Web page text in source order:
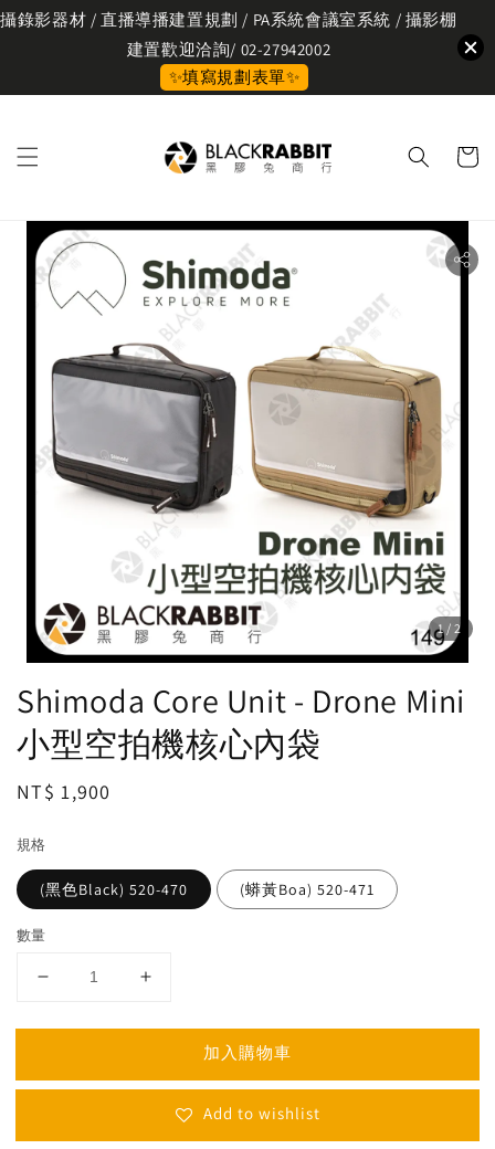
攝錄影器材 / 直播導播建置規劃 / PA系統會議室系統 / 攝影棚
建置歡迎洽詢/ 02-27942002
✨填寫規劃表單✨
1 /2
Shimoda Core Unit - Drone Mini
小型空拍機核心內袋
Regular
NT$ 1,900
規格
(黑色Black) 520-470 (蟒黃Boa) 520-471
數量
加入購物車
Add to wishlist